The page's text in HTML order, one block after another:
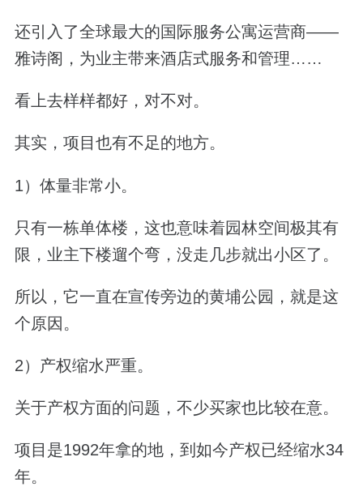
还引入了全球最大的国际服务公寓运营商——
雅诗阁，为业主带来酒店式服务和管理……
看上去样样都好，对不对。
其实，项目也有不足的地方。
1）体量非常小。
只有一栋单体楼，这也意味着园林空间极其有
限，业主下楼遛个弯，没走几步就出小区了。
所以，它一直在宣传旁边的黄埔公园，就是这
个原因。
2）产权缩水严重。
关于产权方面的问题，不少买家也比较在意。
项目是1992年拿的地，到如今产权已经缩水34
年。